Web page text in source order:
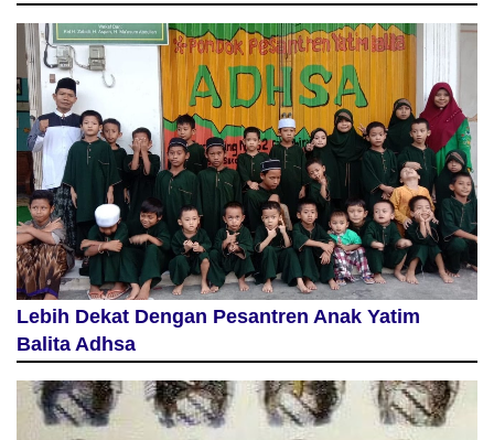
Lebih Dekat Dengan Pesantren Anak Yatim
Balita Adhsa